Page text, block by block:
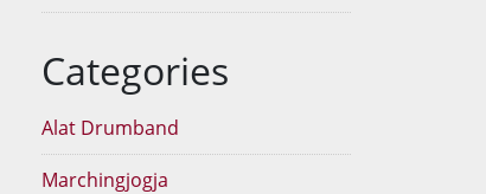
Categories
Alat Drumband
Marchingjogja